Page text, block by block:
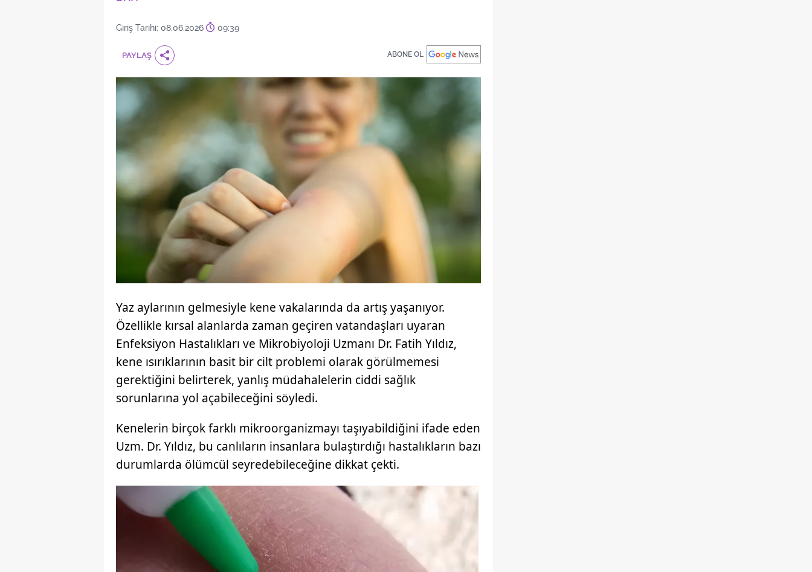
Giriş Tarihi: 08.06.2026 09:39
PAYLAŞ ABONE OL
Yaz aylarının gelmesiyle kene vakalarında da artış yaşanıyor.
Özellikle kırsal alanlarda zaman geçiren vatandaşları uyaran
Enfeksiyon Hastalıkları ve Mikrobiyoloji Uzmanı Dr. Fatih Yıldız,
kene ısırıklarının basit bir cilt problemi olarak görülmemesi
gerektiğini belirterek, yanlış müdahalelerin ciddi sağlık
sorunlarına yol açabileceğini söyledi.
Kenelerin birçok farklı mikroorganizmayı taşıyabildiğini ifade eden
Uzm. Dr. Yıldız, bu canlıların insanlara bulaştırdığı hastalıkların bazı
durumlarda ölümcül seyredebileceğine dikkat çekti.